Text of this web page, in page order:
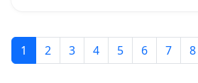
1 2 3 4 5 6 7 8